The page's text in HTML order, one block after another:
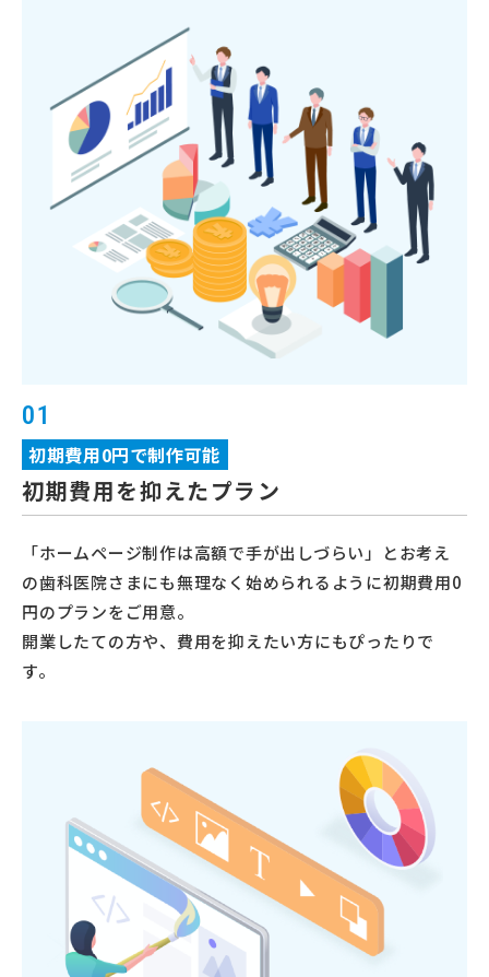
01
初期費用0円で制作可能
初期費用を抑えたプラン
「ホームページ制作は高額で手が出しづらい」とお考え
の歯科医院さまにも無理なく始められるように初期費用0
円のプランをご用意。
開業したての方や、費用を抑えたい方にもぴったりで
す。